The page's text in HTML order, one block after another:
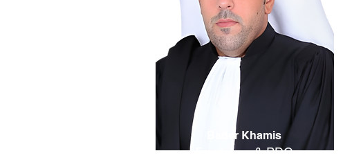
Bader Khamis
Fondateur & PDG